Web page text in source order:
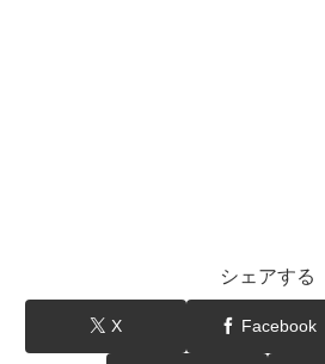
シェアする
X Facebook